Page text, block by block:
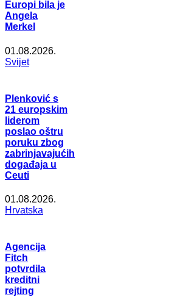
Europi bila je
Angela
Merkel
01.08.2026.
Svijet
Plenković s
21 europskim
liderom
poslao oštru
poruku zbog
zabrinjavajućih
događaja u
Ceuti
01.08.2026.
Hrvatska
Agencija
Fitch
potvrdila
kreditni
rejting